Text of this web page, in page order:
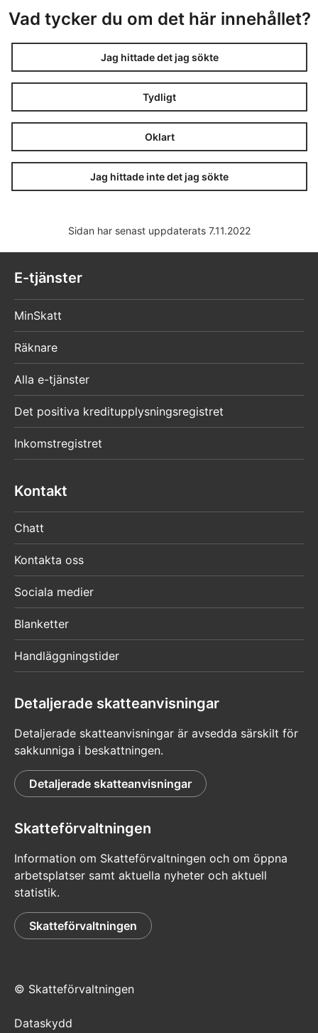
Vad tycker du om det här innehållet?
Jag hittade det jag sökte
Tydligt
Oklart
Jag hittade inte det jag sökte
Sidan har senast uppdaterats 7.11.2022
E-tjänster
MinSkatt
Räknare
Alla e-tjänster
Det positiva kreditupplysningsregistret
Inkomstregistret
Kontakt
Chatt
Kontakta oss
Sociala medier
Blanketter
Handläggningstider
Detaljerade skatteanvisningar
Detaljerade skatteanvisningar är avsedda särskilt för
sakkunniga i beskattningen.
Detaljerade skatteanvisningar
Skatteförvaltningen
Information om Skatteförvaltningen och om öppna
arbetsplatser samt aktuella nyheter och aktuell
statistik.
Skatteförvaltningen
© Skatteförvaltningen
Dataskydd